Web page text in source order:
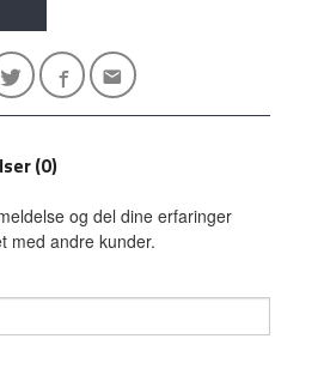
(0)
og del dine erfaringer
med andre kunder.